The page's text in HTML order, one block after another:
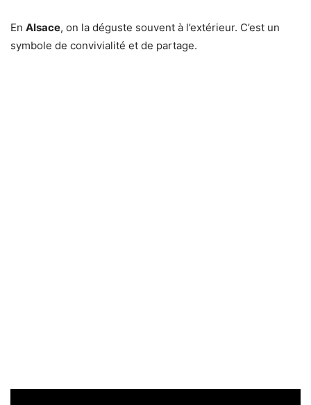
En Alsace, on la déguste souvent à l’extérieur. C’est un
symbole de convivialité et de partage.